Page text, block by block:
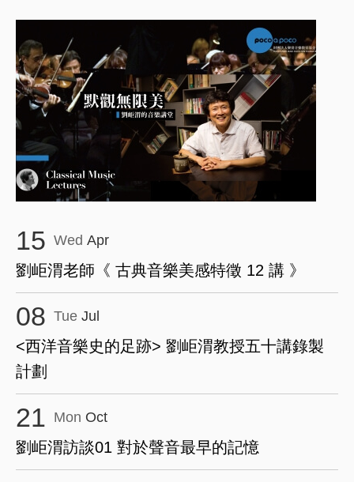
15 Wed Apr
劉岠渭老師《 古典音樂美感特徵 12 講 》
08 Tue Jul
<西洋音樂史的足跡> 劉岠渭教授五十講錄製
計劃
21 Mon Oct
劉岠渭訪談01 對於聲音最早的記憶